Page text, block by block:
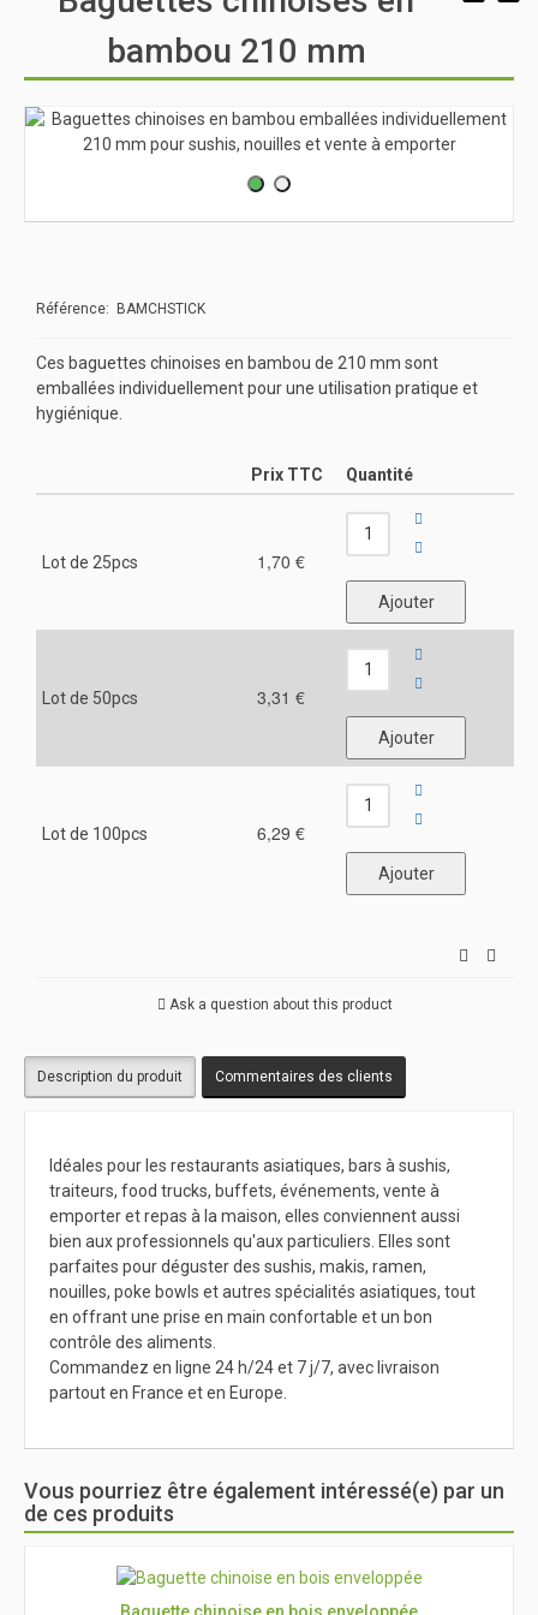
bambou 210 mm
Référence: BAMCHSTICK
Ces baguettes chinoises en bambou de 210 mm sont
emballées individuellement pour une utilisation pratique et
hygiénique.
Prix TTC Quantité
Lot de 25pcs 1,70 €
Lot de 50pcs 3,31 €
Lot de 100pcs 6,29 €
Ask a question about this product
Description du produit Commentaires des clients
Idéales pour les restaurants asiatiques, bars à sushis,
traiteurs, food trucks, buffets, événements, vente à
emporter et repas à la maison, elles conviennent aussi
bien aux professionnels qu'aux particuliers. Elles sont
parfaites pour déguster des sushis, makis, ramen,
nouilles, poke bowls et autres spécialités asiatiques, tout
en offrant une prise en main confortable et un bon
contrôle des aliments.
Commandez en ligne 24 h/24 et 7 j/7, avec livraison
partout en France et en Europe.
Vous pourriez être également intéressé(e) par un
de ces produits
Baguette chinoise en bois enveloppée